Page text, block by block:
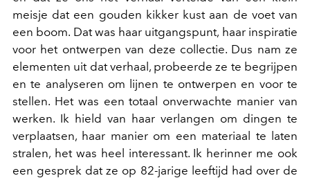
meisje dat een gouden kikker kust aan de voet van
een boom. Dat was haar uitgangspunt, haar inspiratie
voor het ontwerpen van deze collectie. Dus nam ze
elementen uit dat verhaal, probeerde ze te begrijpen
en te analyseren om lijnen te ontwerpen en voor te
stellen. Het was een totaal onverwachte manier van
werken. Ik hield van haar verlangen om dingen te
verplaatsen, haar manier om een materiaal te laten
stralen, het was heel interessant. Ik herinner me ook
een gesprek dat ze op 82-jarige leeftijd had over de